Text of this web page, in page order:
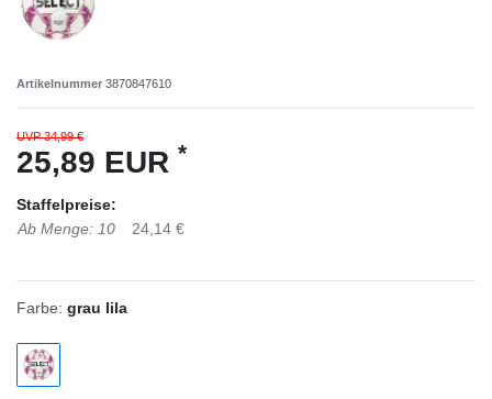
Artikelnummer 3870847610
UVP 34,99 €
25,89 EUR *
Staffelpreise:
Ab Menge: 10
24,14 €
Farbe: grau lila